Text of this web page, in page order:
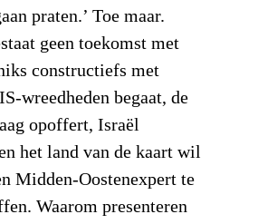
praten.’ Toe maar.
geen toekomst met
constructiefs met
wreedheden begaat, de
opoffert, Israël
het land van de kaart wil
Midden-Oostenexpert te
Waarom presenteren